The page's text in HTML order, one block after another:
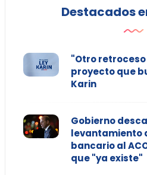
Destacados
"Otro
proyecto que
Karin
Gobierno
levantamiento
bancario al
que "ya existe"